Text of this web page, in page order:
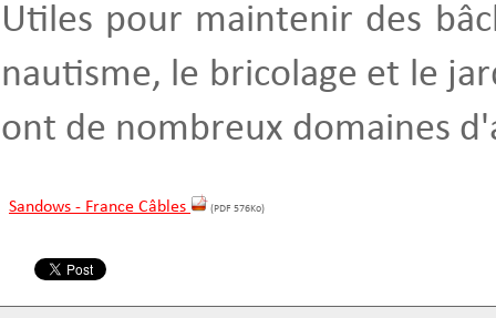
Utiles pour maintenir des
nautisme, le bricolage et le
ont de nombreux domaines
Sandows - France Câbles (PDF 576Ko)